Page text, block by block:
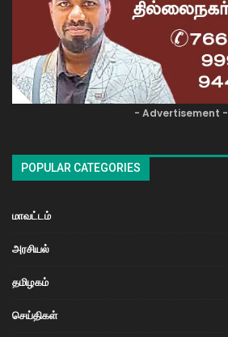
- Advertisement -
POPULAR CATEGORIES
மாவட்டம்
அரசியல்
தமிழகம்
செய்திகள்